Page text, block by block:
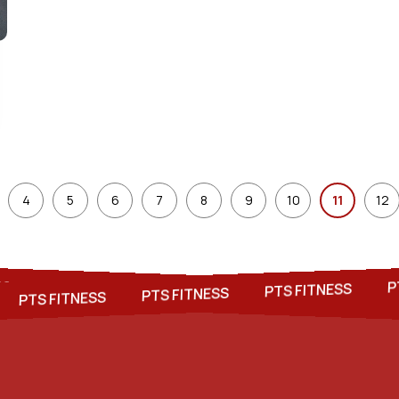
4 5 6 7 8 9 10 11 12
FITNESS PTS FITNESS PTS FITNESS
PTS FITNESS PTS FITNESS PTS